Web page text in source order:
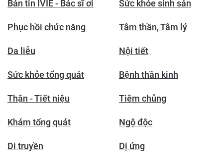
Bản tin IVIE - Bác sĩ ơi Sức khỏe sinh sản
Phục hồi chức năng Tâm thần, Tâm lý
Da liễu Nội tiết
Sức khỏe tổng quát Bệnh thần kinh
Thận - Tiết niệu Tiêm chủng
Khám tổng quát Ngộ độc
Di truyền Dị ứng